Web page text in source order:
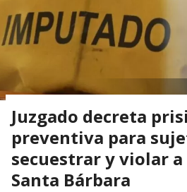
Juzgado decreta
preventiva para
secuestrar y violar
Santa Bárbara